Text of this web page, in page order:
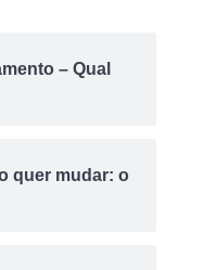
– Qual
quer mudar: o